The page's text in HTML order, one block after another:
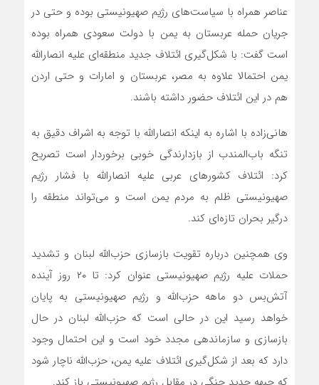
عناصر همراه با سیاست‌های رژیم صهیونیستی بوده و حتی در
جریان حمله عربستان به یمن با دولت سعودی همراه بوده
است گفت: با شکل‌گیری ائتلاف جدید منطقه‌ای علیه انصارالله
یمن احتمالا علاوه به مصر، عربستان و امارات و حتی اردن
هم در این ائتلاف حضور داشته باشند.
هانی‌زاده با اشاره به اینکه انصارالله با توجه به اشراف دقیق به
تنگه باب‌المندب از بازدارندگی خوبی برخوردار است تصریح
کرد: ائتلاف کشورهای عربی علیه انصارالله با فشار رژیم
صهیونیستی ظلم به مردم یمن است و می‌تواند منطقه را
درگیر بحران تازه‌ای کند.
وی همچنین درباره تقویت بازسازی حزب‌الله لبنان و تشدید
حملات علیه رژیم صهیونیستی عنوان کرد: تا ۲۰ روز آینده
آتش‌بس دو ماهه حزب‌الله و رژیم صهیونیستی به پایان
خواهد رسید این در حالی است که حزب‌الله لبنان در حال
بازسازی و سازماندهی مجدد خود است و این احتمال وجود
دارد که بعد از شکل‌گیری ائتلاف علیه یمن، حزب‌الله ناچار شود